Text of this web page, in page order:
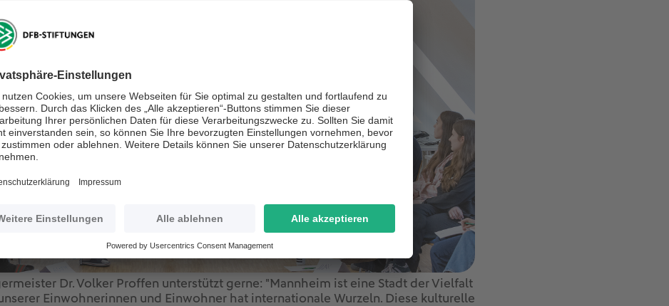
Dr. Volker Proffen unterstützt gerne: "Mannheim ist eine Stadt der Vielfalt
Einwohnerinnen und Einwohner hat internationale Wurzeln. Diese kulturelle